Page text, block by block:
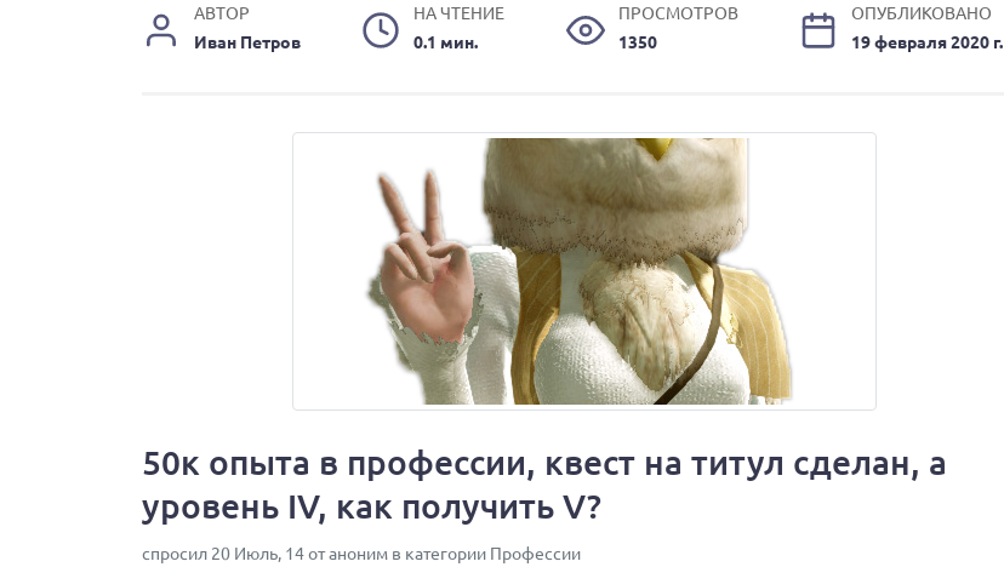
АВТОР
Иван Петров
НА ЧТЕНИЕ
0.1 мин.
ПРОСМОТРОВ
1350
ОПУБЛИКОВАНО
19 февраля 2020 г.
50к опыта в профессии, квест на титул сделан, а
уровень IV, как получить V?
спросил 20 Июль, 14 от аноним в категории Профессии